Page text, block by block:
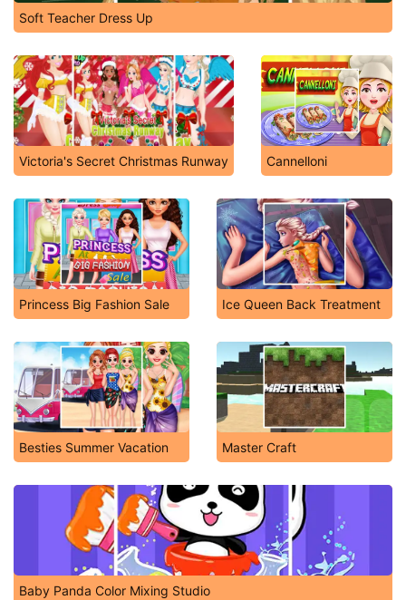
Soft Teacher Dress Up
Victoria's Secret Christmas Runway Cannelloni
Princess Big Fashion Sale Ice Queen Back Treatment
Besties Summer Vacation Master Craft
Baby Panda Color Mixing Studio